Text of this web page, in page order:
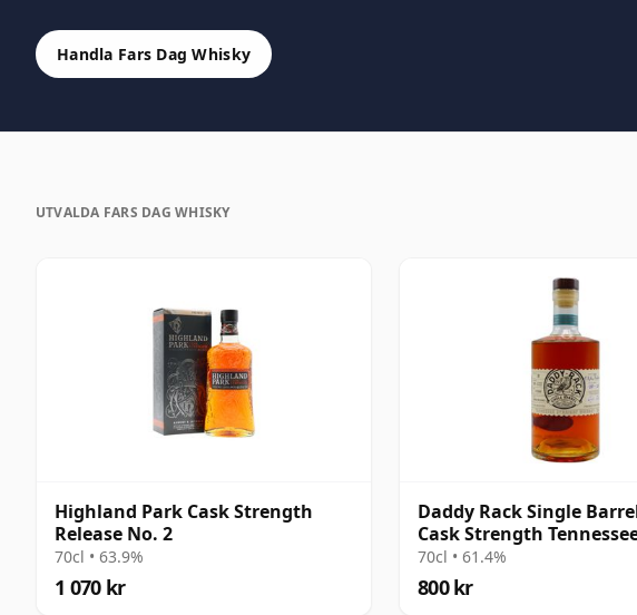
Handla Fars Dag Whisky
UTVALDA FARS DAG WHISKY
Highland Park Cask Strength
Release No. 2
70cl • 63.9%
1 070 kr
Daddy Rack Single
Cask Strength
år gammal
70cl • 61.4%
800 kr